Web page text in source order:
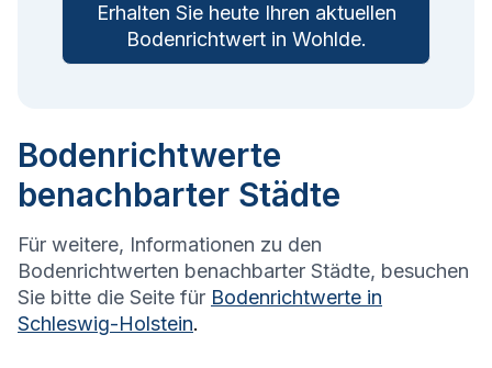
Erhalten Sie heute Ihren aktuellen
Bodenrichtwert in Wohlde.
Bodenrichtwerte
benachbarter Städte
Für weitere, Informationen zu den
Bodenrichtwerten benachbarter Städte, besuchen
Sie bitte die Seite für Bodenrichtwerte in
Schleswig-Holstein.